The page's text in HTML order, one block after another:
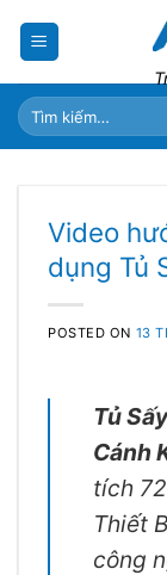
Tìm
kiếm:
Video
dụng Tủ
POSTED ON 13
Tủ
Cánh
tích
Thiết
công